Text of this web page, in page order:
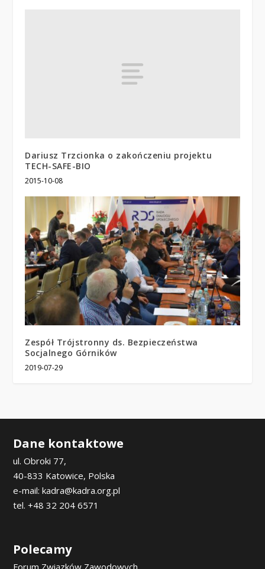
Dariusz Trzcionka o zakończeniu projektu
TECH-SAFE-BIO
2015-10-08
Zespół Trójstronny ds. Bezpieczeństwa
Socjalnego Górników
2019-07-29
Dane kontaktowe
ul. Obroki 77,
40-833 Katowice, Polska
e-mail: kadra@kadra.org.pl
tel. +48 32 204 6571
Polecamy
Forum Związków Zawodowych